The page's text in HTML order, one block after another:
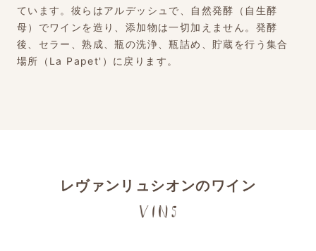
ています。彼らはアルデッシュで、自然発酵（自生酵
母）でワインを造り、添加物は一切加えません。発酵
後、セラー、熟成、瓶の洗浄、瓶詰め、貯蔵を行う集合
場所（La Papet'）に戻ります。
レヴァンリュシオンのワイン